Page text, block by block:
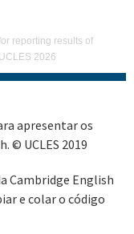
reporting results of
2026
apresentar os
© UCLES 2019
Cambridge English
e colar o código